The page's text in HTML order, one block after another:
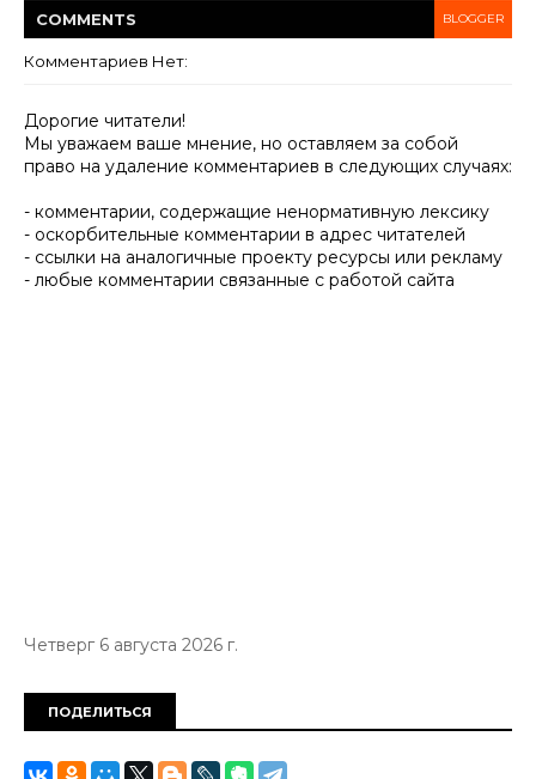
COMMENTS BLOGGER
Комментариев Нет:
Дорогие читатели!
Мы уважаем ваше мнение, но оставляем за собой
право на удаление комментариев в следующих случаях:
- комментарии, содержащие ненормативную лексику
- оскорбительные комментарии в адрес читателей
- ссылки на аналогичные проекту ресурсы или рекламу
- любые комментарии связанные с работой сайта
Четверг 6 августа 2026 г.
ПОДЕЛИТЬСЯ